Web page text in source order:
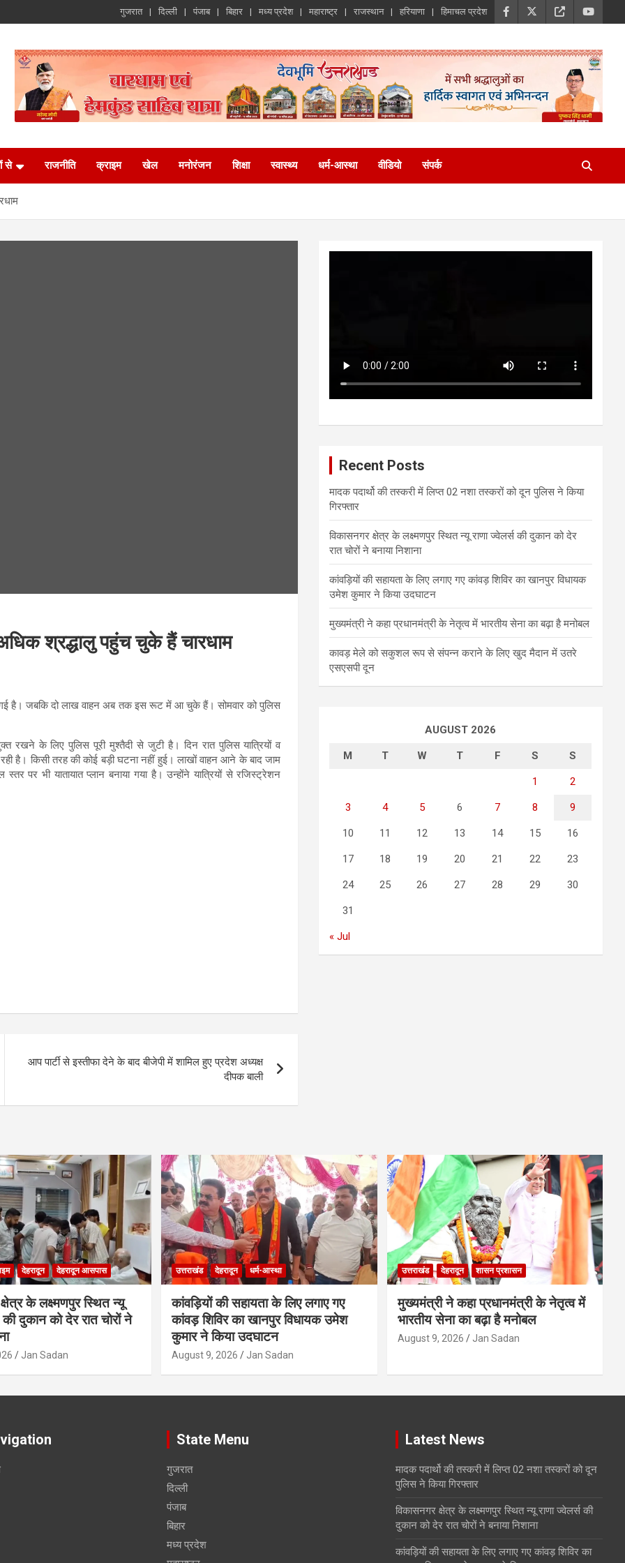
गुजरात दिल्ली पंजाब बिहार मध्य प्रदेश महाराष्ट्र राजस्थान हरियाणा हिमाचल प्रदेश
से राजनीति क्राइम खेल मनोरंजन शिक्षा स्वास्थ्य धर्म-आस्था वीडियो संपर्क
श्रद्धालु पहुंच चुके हैं चारधाम
गई है। जबकि दो लाख वाहन अब तक इस रूट में आ चुके हैं। सोमवार को पुलिस
रखने के लिए पुलिस पूरी मुश्तैदी से जुटी है। दिन रात पुलिस यात्रियों व
है। किसी तरह की कोई बड़ी घटना नहीं हुई। लाखों वाहन आने के बाद जाम
पर भी यातायात प्लान बनाया गया है। उन्होंने यात्रियों से रजिस्ट्रेशन
आप पार्टी से इस्तीफा देने के बाद बीजेपी में शामिल हुए प्रदेश अध्यक्ष
दीपक बाली
Recent Posts
मादक पदार्थो की तस्करी में लिप्त 02 नशा तस्करों को दून पुलिस ने किया
गिरफ्तार
विकासनगर क्षेत्र के लक्ष्मणपुर स्थित न्यू राणा ज्वेलर्स की दुकान को देर
रात चोरों ने बनाया निशाना
कांवड़ियों की सहायता के लिए लगाए गए कांवड़ शिविर का खानपुर विधायक
उमेश कुमार ने किया उदघाटन
मुख्यमंत्री ने कहा प्रधानमंत्री के नेतृत्व में भारतीय सेना का बढ़ा है मनोबल
कावड़ मेले को सकुशल रूप से संपन्न कराने के लिए खुद मैदान में उतरे
एसएसपी दून
AUGUST 2026
M T W T F S S
1 2
3 4 5 6 7 8 9
10 11 12 13 14 15 16
17 18 19 20 21 22 23
24 25 26 27 28 29 30
31
« Jul
देहरादून देहरादून आसपास
के लक्ष्मणपुर स्थित न्यू
की दुकान को देर रात चोरों ने
Jan Sadan
उत्तराखंड देहरादून धर्म-आस्था
कांवड़ियों की सहायता के लिए लगाए गए
कांवड़ शिविर का खानपुर विधायक उमेश
कुमार ने किया उदघाटन
August 9, 2026 Jan Sadan
उत्तराखंड देहरादून शासन प्रशासन
मुख्यमंत्री ने कहा प्रधानमंत्री के नेतृत्व में
भारतीय सेना का बढ़ा है मनोबल
August 9, 2026 Jan Sadan
State Menu
गुजरात
दिल्ली
पंजाब
बिहार
मध्य प्रदेश
Latest News
मादक पदार्थो की तस्करी में लिप्त 02 नशा तस्करों को दून
पुलिस ने किया गिरफ्तार
विकासनगर क्षेत्र के लक्ष्मणपुर स्थित न्यू राणा ज्वेलर्स की
दुकान को देर रात चोरों ने बनाया निशाना
कांवड़ियों की सहायता के लिए लगाए गए कांवड़ शिविर का